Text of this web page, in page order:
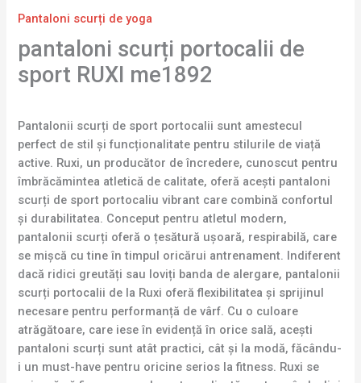
Pantaloni scurți de yoga
pantaloni scurți portocalii de
sport RUXI me1892
Pantalonii scurți de sport portocalii sunt amestecul
perfect de stil și funcționalitate pentru stilurile de viață
active. Ruxi, un producător de încredere, cunoscut pentru
îmbrăcămintea atletică de calitate, oferă acești pantaloni
scurți de sport portocaliu vibrant care combină confortul
și durabilitatea. Conceput pentru atletul modern,
pantalonii scurți oferă o țesătură ușoară, respirabilă, care
se mișcă cu tine în timpul oricărui antrenament. Indiferent
dacă ridici greutăți sau loviți banda de alergare, pantalonii
scurți portocalii de la Ruxi oferă flexibilitatea și sprijinul
necesare pentru performanță de vârf. Cu o culoare
atrăgătoare, care iese în evidență în orice sală, acești
pantaloni scurți sunt atât practici, cât și la modă, făcându-
i un must-have pentru oricine serios la fitness. Ruxi se